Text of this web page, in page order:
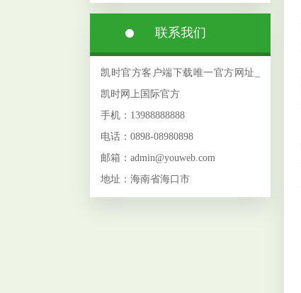
联系我们
凯时官方客户端下载唯一官方网址_
凯时网上国际官方
手机：13988888888
电话：0898-08980898
邮箱：admin@youweb.com
地址：海南省海口市